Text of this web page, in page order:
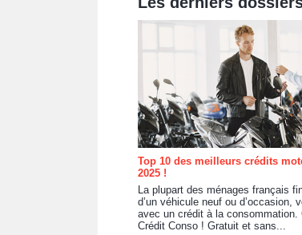
Top 10 des meilleurs crédits
2025 !
La plupart des ménages français
d’un véhicule neuf ou d’occasion,
avec un crédit à la consommation.
Crédit Conso ! Gratuit et sans...